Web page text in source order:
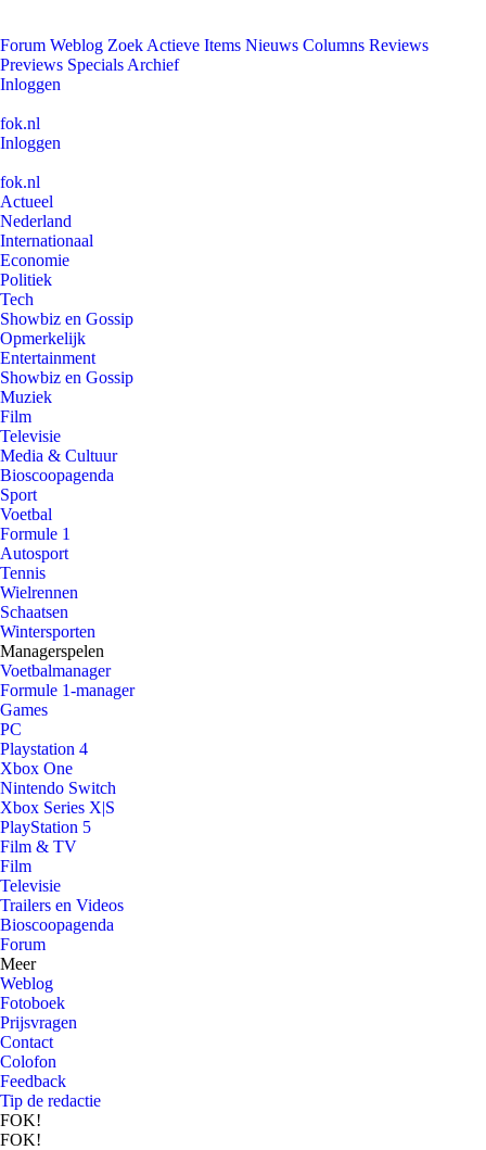
Forum Weblog Zoek Actieve Items Nieuws Columns Reviews
Previews Specials Archief
Inloggen
fok.nl
Inloggen
fok.nl
Actueel
Nederland
Internationaal
Economie
Politiek
Tech
Showbiz en Gossip
Opmerkelijk
Entertainment
Showbiz en Gossip
Muziek
Film
Televisie
Media & Cultuur
Bioscoopagenda
Sport
Voetbal
Formule 1
Autosport
Tennis
Wielrennen
Schaatsen
Wintersporten
Managerspelen
Voetbalmanager
Formule 1-manager
Games
PC
Playstation 4
Xbox One
Nintendo Switch
Xbox Series X|S
PlayStation 5
Film & TV
Film
Televisie
Trailers en Videos
Bioscoopagenda
Forum
Meer
Weblog
Fotoboek
Prijsvragen
Contact
Colofon
Feedback
Tip de redactie
FOK!
FOK!